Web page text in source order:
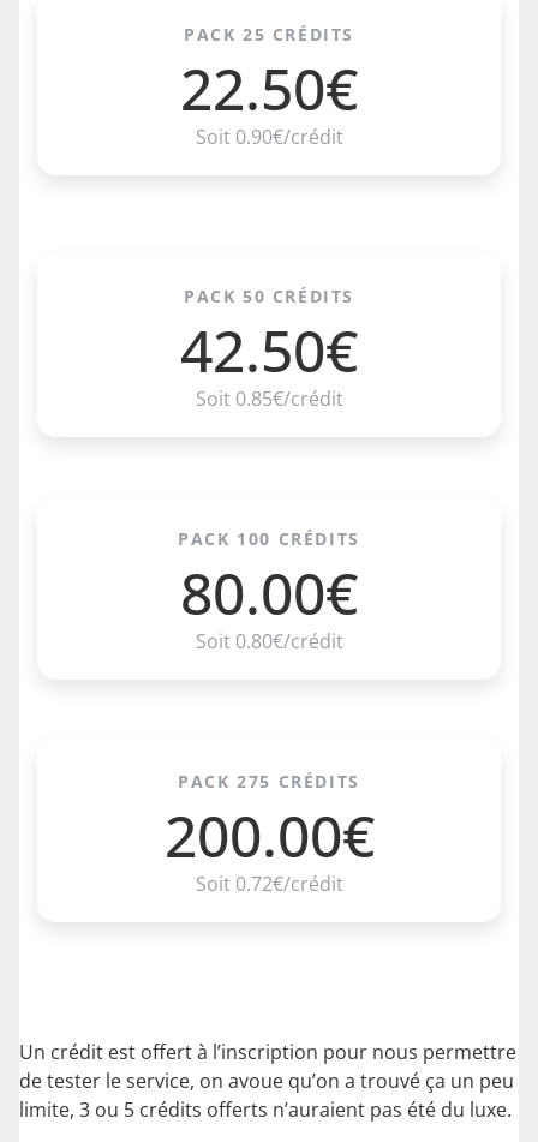
PACK 25 CRÉDITS
22.50€
Soit 0.90€/crédit
PACK 50 CRÉDITS
42.50€
Soit 0.85€/crédit
PACK 100 CRÉDITS
80.00€
Soit 0.80€/crédit
PACK 275 CRÉDITS
200.00€
Soit 0.72€/crédit
Un crédit est offert à l’inscription pour nous permettre
de tester le service, on avoue qu’on a trouvé ça un peu
limite, 3 ou 5 crédits offerts n’auraient pas été du luxe.